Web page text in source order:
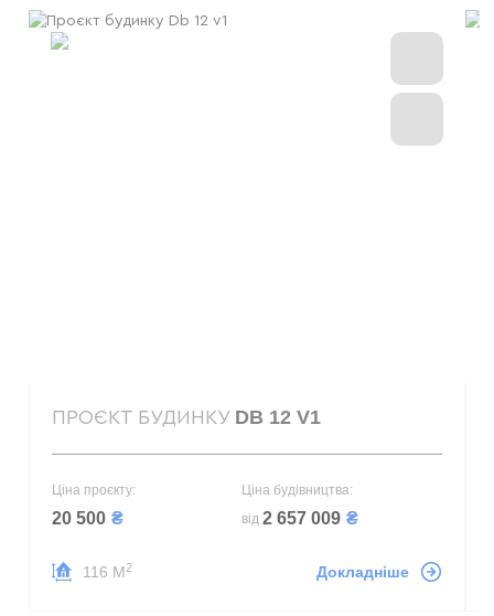
ПРОЄКТ БУДИНКУ DB 12 V1
Ціна проєкту:
20 500 ₴
Ціна будівництва:
від 2 657 009 ₴
116 М2 Докладніше